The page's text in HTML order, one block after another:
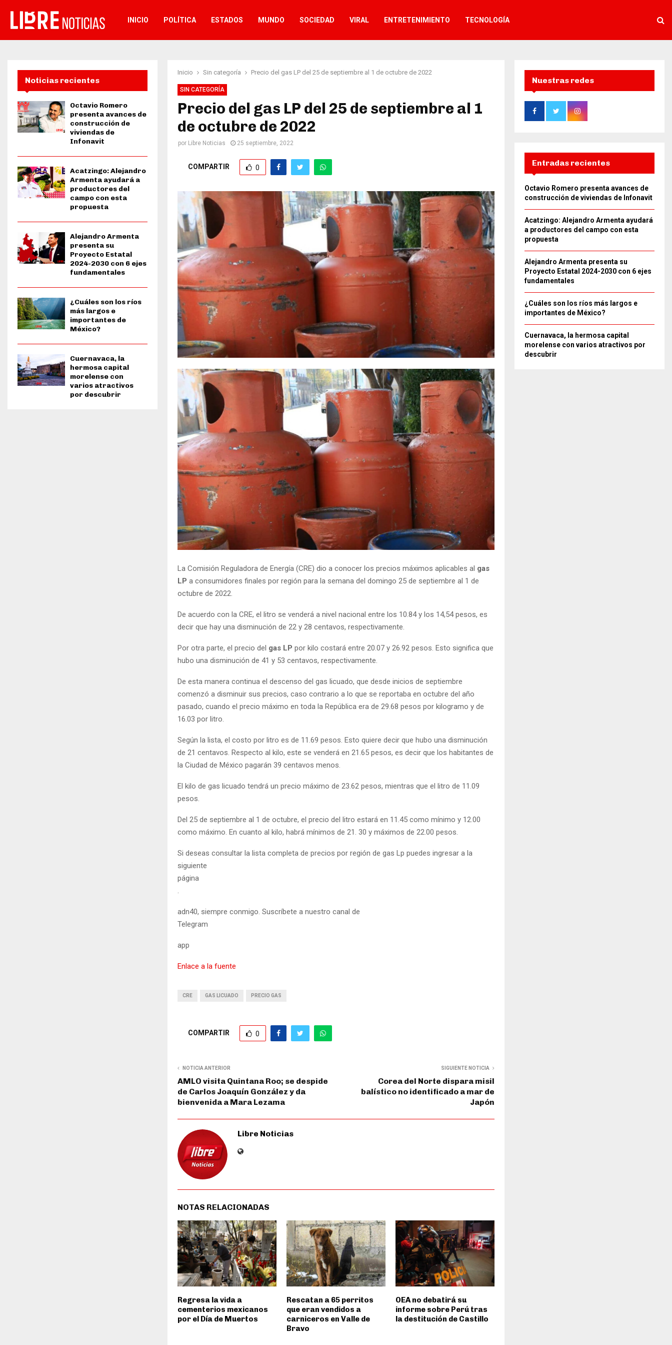
INICIO POLÍTICA ESTADOS MUNDO SOCIEDAD VIRAL ENTRETENIMIENTO TECNOLOGÍA
Inicio Sin categoría Precio del gas LP del 25 de septiembre al 1 de octubre de 2022
SIN CATEGORÍA
Precio del gas LP del 25 de septiembre al 1
de octubre de 2022
por Libre Noticias 25 septiembre, 2022
COMPARTIR 0
La Comisión Reguladora de Energía (CRE) dio a conocer los precios máximos aplicables al gas
LP a consumidores finales por región para la semana del domingo 25 de septiembre al 1 de
octubre de 2022.
De acuerdo con la CRE, el litro se venderá a nivel nacional entre los 10.84 y los 14,54 pesos, es
decir que hay una disminución de 22 y 28 centavos, respectivamente.
Por otra parte, el precio del gas LP por kilo costará entre 20.07 y 26.92 pesos. Esto significa que
hubo una disminución de 41 y 53 centavos, respectivamente.
De esta manera continua el descenso del gas licuado, que desde inicios de septiembre
comenzó a disminuir sus precios, caso contrario a lo que se reportaba en octubre del año
pasado, cuando el precio máximo en toda la República era de 29.68 pesos por kilogramo y de
16.03 por litro.
Según la lista, el costo por litro es de 11.69 pesos. Esto quiere decir que hubo una disminución
de 21 centavos. Respecto al kilo, este se venderá en 21.65 pesos, es decir que los habitantes de
la Ciudad de México pagarán 39 centavos menos.
El kilo de gas licuado tendrá un precio máximo de 23.62 pesos, mientras que el litro de 11.09
pesos.
Del 25 de septiembre al 1 de octubre, el precio del litro estará en 11.45 como mínimo y 12.00
como máximo. En cuanto al kilo, habrá mínimos de 21. 30 y máximos de 22.00 pesos.
Si deseas consultar la lista completa de precios por región de gas Lp puedes ingresar a la
siguiente
página
.
adn40, siempre conmigo. Suscríbete a nuestro canal de
Telegram
app
Enlace a la fuente
CRE GAS LICUADO PRECIO GAS
COMPARTIR 0
NOTICIA ANTERIOR
AMLO visita Quintana Roo; se despide
de Carlos Joaquín González y da
bienvenida a Mara Lezama
SIGUIENTE NOTICIA
Corea del Norte dispara misil
balístico no identificado a mar de
Japón
Libre Noticias
NOTAS RELACIONADAS
Regresa la vida a
cementerios mexicanos
por el Día de Muertos
Rescatan a 65 perritos
que eran vendidos a
carniceros en Valle de
Bravo
OEA no debatirá su
informe sobre Perú tras
la destitución de Castillo
Noticias recientes
Octavio Romero
presenta avances de
construcción de
viviendas de
Infonavit
Acatzingo: Alejandro
Armenta ayudará a
productores del
campo con esta
propuesta
Alejandro Armenta
presenta su
Proyecto Estatal
2024-2030 con 6 ejes
fundamentales
¿Cuáles son los ríos
más largos e
importantes de
México?
Cuernavaca, la
hermosa capital
morelense con
varios atractivos
por descubrir
Nuestras redes
Entradas recientes
Octavio Romero presenta avances de
construcción de viviendas de Infonavit
Acatzingo: Alejandro Armenta ayudará
a productores del campo con esta
propuesta
Alejandro Armenta presenta su
Proyecto Estatal 2024-2030 con 6 ejes
fundamentales
¿Cuáles son los ríos más largos e
importantes de México?
Cuernavaca, la hermosa capital
morelense con varios atractivos por
descubrir